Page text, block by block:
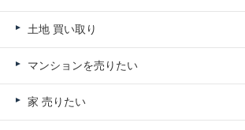
土地 買い取り
マンションを売りたい
家 売りたい